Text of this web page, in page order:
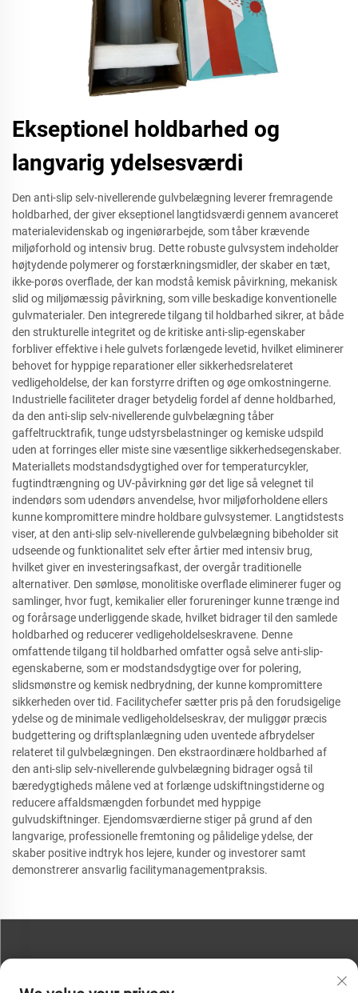
Ekseptionel holdbarhed og
langvarig ydelsesværdi
Den anti-slip selv-nivellerende gulvbelægning leverer fremragende
holdbarhed, der giver ekseptionel langtidsværdi gennem avanceret
materialevidenskab og ingeniørarbejde, som tåber krævende
miljøforhold og intensiv brug. Dette robuste gulvsystem indeholder
højtydende polymerer og forstærkningsmidler, der skaber en tæt,
ikke-porøs overflade, der kan modstå kemisk påvirkning, mekanisk
slid og miljømæssig påvirkning, som ville beskadige konventionelle
gulvmaterialer. Den integrerede tilgang til holdbarhed sikrer, at både
den strukturelle integritet og de kritiske anti-slip-egenskaber
forbliver effektive i hele gulvets forlængede levetid, hvilket eliminerer
behovet for hyppige reparationer eller sikkerhedsrelateret
vedligeholdelse, der kan forstyrre driften og øge omkostningerne.
Industrielle faciliteter drager betydelig fordel af denne holdbarhed,
da den anti-slip selv-nivellerende gulvbelægning tåber
gaffeltrucktrafik, tunge udstyrsbelastninger og kemiske udspild
uden at forringes eller miste sine væsentlige sikkerhedsegenskaber.
Materiallets modstandsdygtighed over for temperaturcykler,
fugtindtrængning og UV-påvirkning gør det lige så velegnet til
indendørs som udendørs anvendelse, hvor miljøforholdene ellers
kunne kompromittere mindre holdbare gulvsystemer. Langtidstests
viser, at den anti-slip selv-nivellerende gulvbelægning bibeholder sit
udseende og funktionalitet selv efter årtier med intensiv brug,
hvilket giver en investeringsafkast, der overgår traditionelle
alternativer. Den sømløse, monolitiske overflade eliminerer fuger og
samlinger, hvor fugt, kemikalier eller forureninger kunne trænge ind
og forårsage underliggende skade, hvilket bidrager til den samlede
holdbarhed og reducerer vedligeholdelseskravene. Denne
omfattende tilgang til holdbarhed omfatter også selve anti-slip-
egenskaberne, som er modstandsdygtige over for polering,
slidsmønstre og kemisk nedbrydning, der kunne kompromittere
sikkerheden over tid. Facilitychefer sætter pris på den forudsigelige
ydelse og de minimale vedligeholdelseskrav, der muliggør præcis
budgettering og driftsplanlægning uden uventede afbrydelser
relateret til gulvbelægningen. Den ekstraordinære holdbarhed af
den anti-slip selv-nivellerende gulvbelægning bidrager også til
bæredygtigheds målene ved at forlænge udskiftningstiderne og
reducere affaldsmængden forbundet med hyppige
gulvudskiftninger. Ejendomsværdierne stiger på grund af den
langvarige, professionelle fremtoning og pålidelige ydelse, der
skaber positive indtryk hos lejere, kunder og investorer samt
demonstrerer ansvarlig facilitymanagementpraksis.